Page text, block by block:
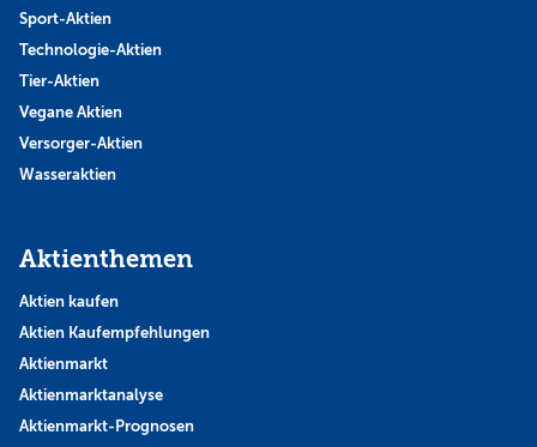
Sport-Aktien
Technologie-Aktien
Tier-Aktien
Vegane Aktien
Versorger-Aktien
Wasseraktien
Aktienthemen
Aktien kaufen
Aktien Kaufempfehlungen
Aktienmarkt
Aktienmarktanalyse
Aktienmarkt-Prognosen